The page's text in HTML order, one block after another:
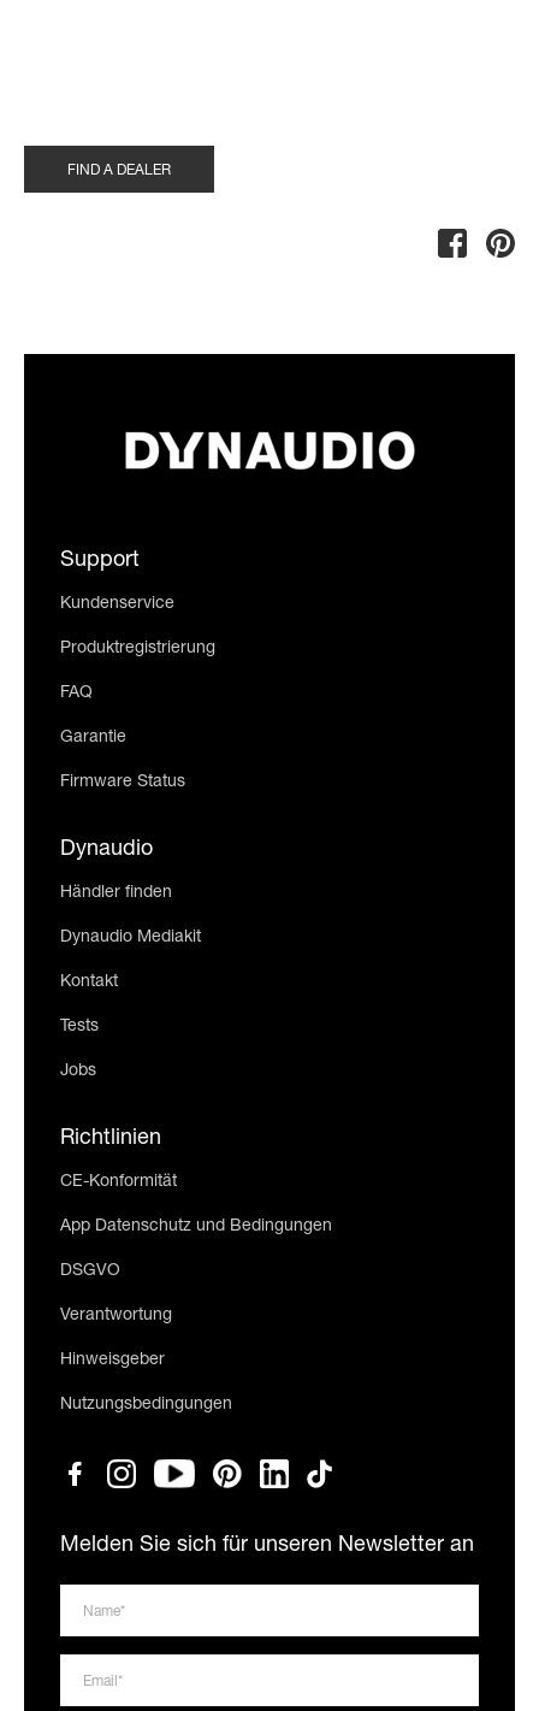
FIND A DEALER
Support
Kundenservice
Produktregistrierung
FAQ
Garantie
Firmware Status
Dynaudio
Händler finden
Dynaudio Mediakit
Kontakt
Tests
Jobs
Richtlinien
CE-Konformität
App Datenschutz und Bedingungen
DSGVO
Verantwortung
Hinweisgeber
Nutzungsbedingungen
Melden Sie sich für unseren Newsletter an